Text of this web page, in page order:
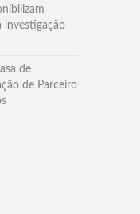
investigação
de
de Parceiro